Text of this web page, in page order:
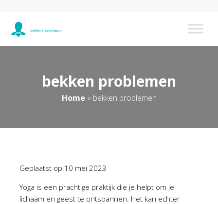
bekken problemen
Home » bekken problemen
Geplaatst op 10 mei 2023
Yoga is een prachtige praktijk die je helpt om je
lichaam en geest te ontspannen. Het kan echter